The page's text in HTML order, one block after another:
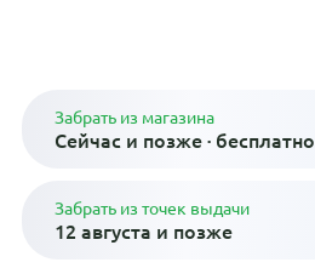
Забрать из магазина
Сейчас и позже · бесплатно
Забрать из точек выдачи
12 августа и позже